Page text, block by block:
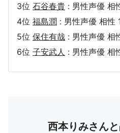
3位 石谷春貴 : 男性声優 相
4位 福島潤 : 男性声優 相性
5位 保住有哉 : 男性声優 相
6位 子安武人 : 男性声優 相
西本りみさん